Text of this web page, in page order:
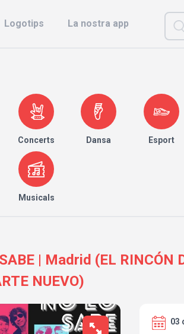
Logotips La nostra app
Concerts Dansa Esport
Musicals
| Madrid (EL RINCÓN
NUEVO)
03